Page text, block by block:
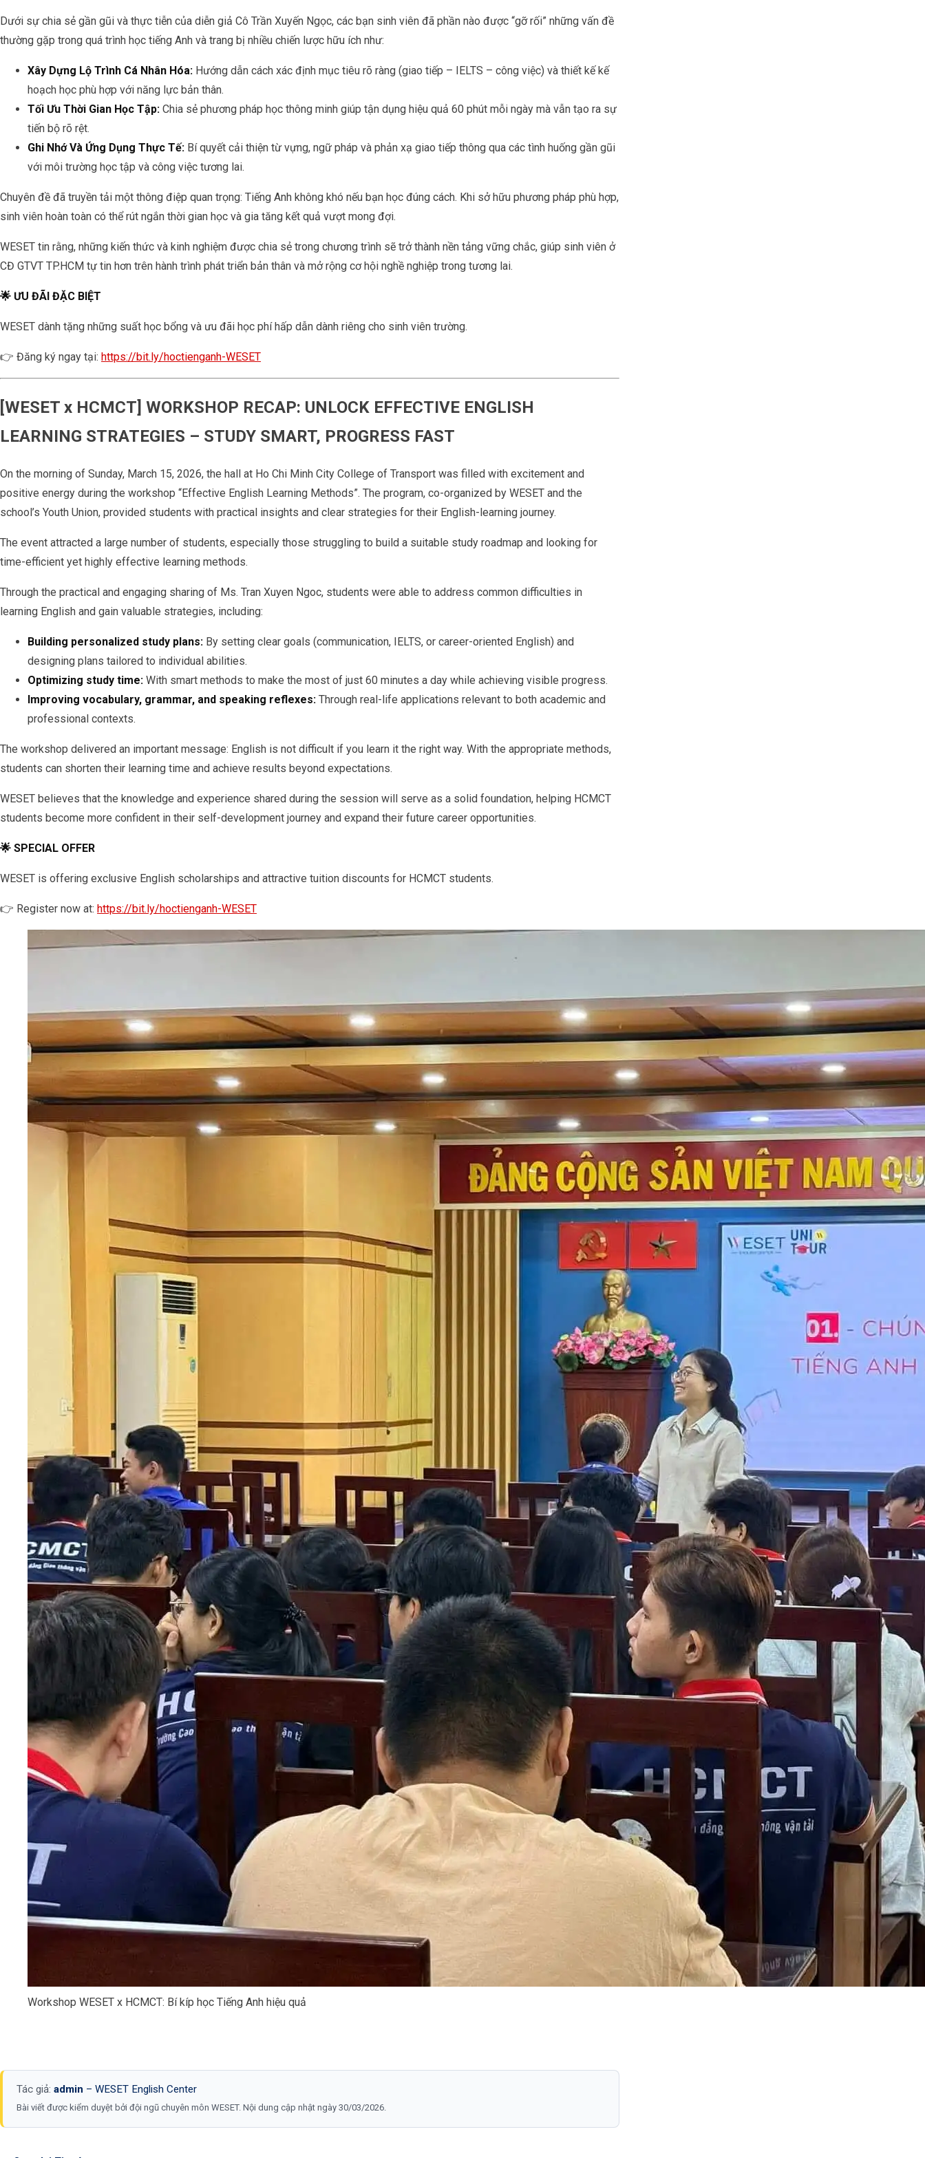
Dưới sự chia sẻ gần gũi và thực tiễn của diễn giả Cô Trần Xuyến Ngọc, các bạn sinh viên đã phần nào được “gỡ rối” những vấn đề
thường gặp trong quá trình học tiếng Anh và trang bị nhiều chiến lược hữu ích như:
Xây Dựng Lộ Trình Cá Nhân Hóa: Hướng dẫn cách xác định mục tiêu rõ ràng (giao tiếp – IELTS – công việc) và thiết kế kế
hoạch học phù hợp với năng lực bản thân.
Tối Ưu Thời Gian Học Tập: Chia sẻ phương pháp học thông minh giúp tận dụng hiệu quả 60 phút mỗi ngày mà vẫn tạo ra sự
tiến bộ rõ rệt.
Ghi Nhớ Và Ứng Dụng Thực Tế: Bí quyết cải thiện từ vựng, ngữ pháp và phản xạ giao tiếp thông qua các tình huống gần gũi
với môi trường học tập và công việc tương lai.
Chuyên đề đã truyền tải một thông điệp quan trọng: Tiếng Anh không khó nếu bạn học đúng cách. Khi sở hữu phương pháp phù hợp,
sinh viên hoàn toàn có thể rút ngắn thời gian học và gia tăng kết quả vượt mong đợi.
WESET tin rằng, những kiến thức và kinh nghiệm được chia sẻ trong chương trình sẽ trở thành nền tảng vững chắc, giúp sinh viên ở
CĐ GTVT TP.HCM tự tin hơn trên hành trình phát triển bản thân và mở rộng cơ hội nghề nghiệp trong tương lai.
🌟 ƯU ĐÃI ĐẶC BIỆT
WESET dành tặng những suất học bổng và ưu đãi học phí hấp dẫn dành riêng cho sinh viên trường.
👉 Đăng ký ngay tại: https://bit.ly/hoctienganh-WESET
[WESET x HCMCT] WORKSHOP RECAP: UNLOCK EFFECTIVE ENGLISH
LEARNING STRATEGIES – STUDY SMART, PROGRESS FAST
On the morning of Sunday, March 15, 2026, the hall at Ho Chi Minh City College of Transport was filled with excitement and
positive energy during the workshop “Effective English Learning Methods”. The program, co-organized by WESET and the
school’s Youth Union, provided students with practical insights and clear strategies for their English-learning journey.
The event attracted a large number of students, especially those struggling to build a suitable study roadmap and looking for
time-efficient yet highly effective learning methods.
Through the practical and engaging sharing of Ms. Tran Xuyen Ngoc, students were able to address common difficulties in
learning English and gain valuable strategies, including:
Building personalized study plans: By setting clear goals (communication, IELTS, or career-oriented English) and
designing plans tailored to individual abilities.
Optimizing study time: With smart methods to make the most of just 60 minutes a day while achieving visible progress.
Improving vocabulary, grammar, and speaking reflexes: Through real-life applications relevant to both academic and
professional contexts.
The workshop delivered an important message: English is not difficult if you learn it the right way. With the appropriate methods,
students can shorten their learning time and achieve results beyond expectations.
WESET believes that the knowledge and experience shared during the session will serve as a solid foundation, helping HCMCT
students become more confident in their self-development journey and expand their future career opportunities.
🌟 SPECIAL OFFER
WESET is offering exclusive English scholarships and attractive tuition discounts for HCMCT students.
👉 Register now at: https://bit.ly/hoctienganh-WESET
Workshop WESET x HCMCT: Bí kíp học Tiếng Anh hiệu quả
Tác giả: admin – WESET English Center
Bài viết được kiểm duyệt bởi đội ngũ chuyên môn WESET. Nội dung cập nhật ngày 30/03/2026